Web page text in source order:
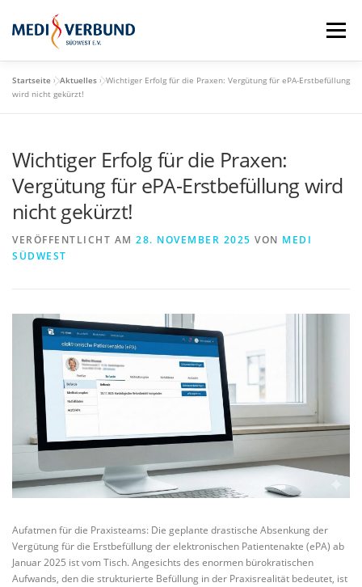
Inhalt
springen
Menü
STARTSEITE
MEDI VORTEILE PRAXISBEDARF-SHOP
AKTUELLES MEDI BLOG
Startseite »Aktuelles »Wichtiger Erfolg für die Praxen: Vergütung für ePA-Erstbefüllung
wird nicht gekürzt!
Wichtiger Erfolg für die Praxen:
Vergütung für ePA-Erstbefüllung wird
nicht gekürzt!
VERÖFFENTLICHT AM 28. NOVEMBER 2025 VON MEDI
SÜDWEST
Aufatmen für die Praxisteams: Die geplante drastische Absenkung der
Vergütung für die Erstbefüllung der elektronischen Patientenakte (ePA) ab
Januar 2025 ist vom Tisch. Angesichts des enormen bürokratischen
Aufwands, den die strukturierte Befüllung in der Praxisrealität bedeutet, ist